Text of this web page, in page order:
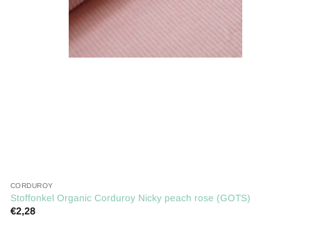
CORDUROY
Stoffonkel Organic Corduroy Nicky peach rose (GOTS)
€2,28